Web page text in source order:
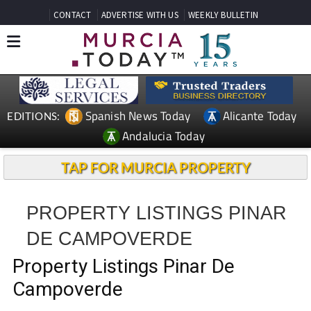
CONTACT ADVERTISE WITH US WEEKLY BULLETIN
EDITIONS: Spanish News Today
Alicante Today
Andalucia Today
TAP FOR MURCIA PROPERTY
PROPERTY LISTINGS PINAR
DE CAMPOVERDE
Property Listings Pinar De
Campoverde